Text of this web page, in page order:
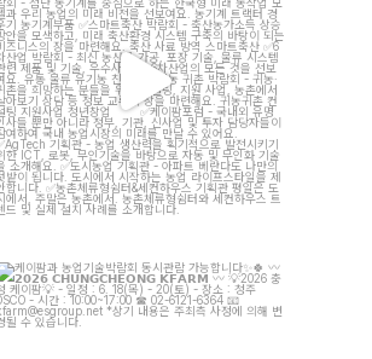
케이팜과 농업기술박람회 동시관람 가능합니다
𝟮𝟬𝟮𝟲...